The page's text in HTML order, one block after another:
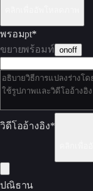
พรอมpt*
ขยายพร้อมท์ onoff
วิดีโออ้างอิง*
ปณิธาน